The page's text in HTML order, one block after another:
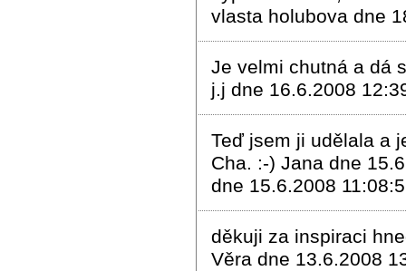
vlasta holubova dne
Je velmi chutná a dá
j.j dne 16.6.2008
Teď jsem ji udělala a
Cha. :-) Jana dne
dne 15.6.2008
děkuji za inspiraci
Věra dne 13.6.2008